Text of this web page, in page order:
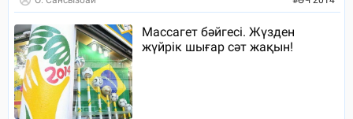
Массагет бәйгесі. Жүзден
жүйрік шығар сәт жақын!